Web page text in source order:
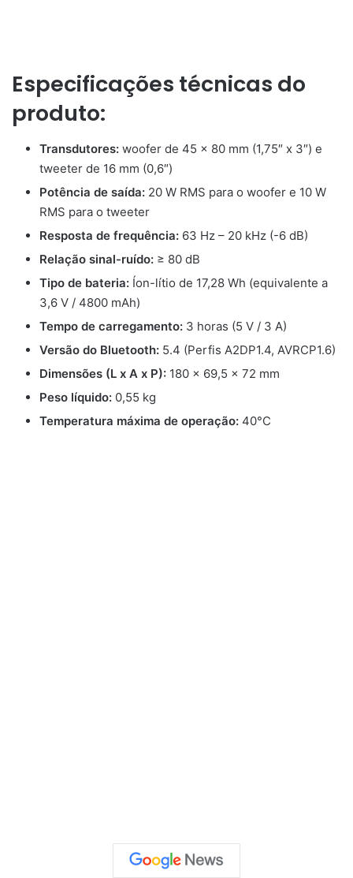
Especificações técnicas do
produto:
Transdutores: woofer de 45 x 80 mm (1,75″ x 3″) e
tweeter de 16 mm (0,6″)
Potência de saída: 20 W RMS para o woofer e 10 W
RMS para o tweeter
Resposta de frequência: 63 Hz – 20 kHz (-6 dB)
Relação sinal-ruído: ≥ 80 dB
Tipo de bateria: Íon-lítio de 17,28 Wh (equivalente a
3,6 V / 4800 mAh)
Tempo de carregamento: 3 horas (5 V / 3 A)
Versão do Bluetooth: 5.4 (Perfis A2DP1.4, AVRCP1.6)
Dimensões (L x A x P): 180 x 69,5 x 72 mm
Peso líquido: 0,55 kg
Temperatura máxima de operação: 40°C